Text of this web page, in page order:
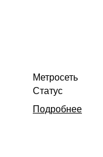
Метросеть
Статус
Подробнее